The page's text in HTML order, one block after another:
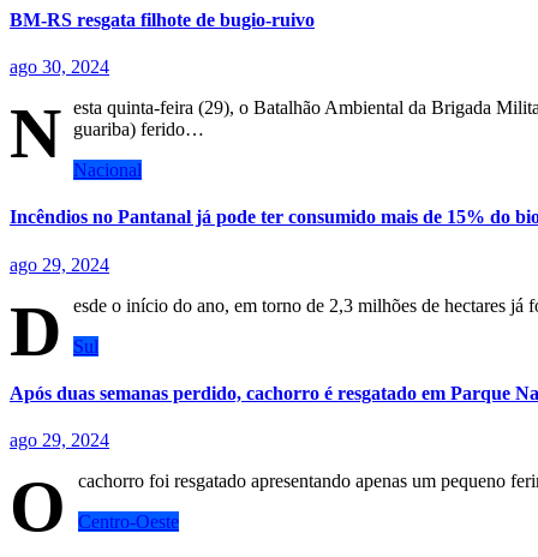
BM-RS resgata filhote de bugio-ruivo
ago 30, 2024
N esta quinta-feira (29), o Batalhão Ambiental da Brigada
guariba) ferido…
Nacional
Incêndios no Pantanal já pode ter consumido mais de 15% do
ago 29, 2024
D
esde o início do ano, em torno de 2,3 milhões de hectares
Sul
Após duas semanas perdido, cachorro é resgatado em Parque
ago 29, 2024
O
cachorro foi resgatado apresentando apenas um pequeno
Centro-Oeste